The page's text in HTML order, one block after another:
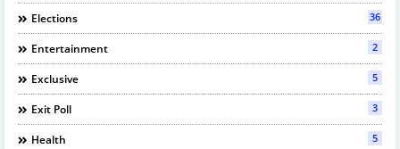
Elections 36
Entertainment 2
Exclusive 5
Exit Poll 3
Health 5